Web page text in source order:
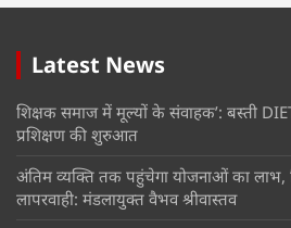
Latest News
शिक्षक समाज में मूल्यों के संवाहक’: बस्ती DIET में
प्रशिक्षण की शुरुआत
अंतिम व्यक्ति तक पहुंचेगा योजनाओं का लाभ,
लापरवाही: मंडलायुक्त वैभव श्रीवास्तव